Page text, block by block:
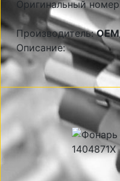
Оригинальный
Производитель:
Описание: